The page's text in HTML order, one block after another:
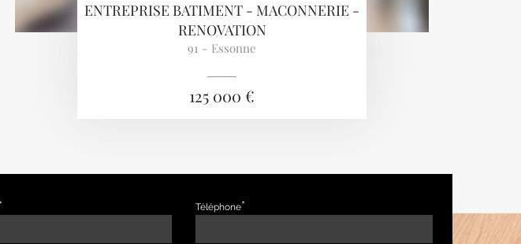
ENTREPRISE BATIMENT - MACONNERIE -
RENOVATION
91 - Essonne
125 000 €
Téléphone